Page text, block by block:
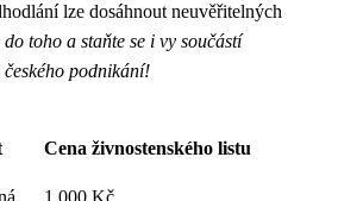
lze dosáhnout neuvěřitelných
do toho a staňte se i vy součástí
podnikání!
Cena živnostenského listu
1 000 Kč